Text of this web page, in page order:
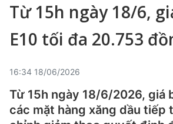
Từ 15h ngày 18/6,
E10 tối đa 20.753
16:34 18/06/2026
Từ 15h ngày 18/6/2026, giá
các mặt hàng xăng dầu tiếp